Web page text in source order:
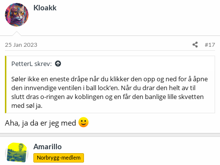
k
s
j
o
e
Kloakk
25 Jan 2023 #17
PetterL skrev:
Søler ikke en eneste dråpe når du klikker den opp og ned for å åpne
den innvendige ventilen i ball lock’en. Når du drar den helt av til
slutt dras o-ringen av koblingen og en får den banlige lille skvetten
med søl ja.
Aha, ja da er jeg med
Amarillo
Norbrygg-medlem